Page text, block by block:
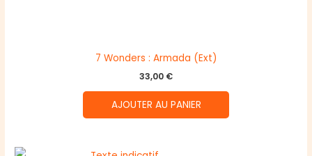
7 Wonders : Armada (Ext)
33,00 €
AJOUTER AU PANIER